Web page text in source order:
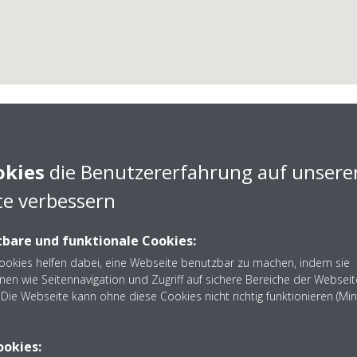
Sanitär und
Stephan Müller aus Hamwarde. Nehmen Sie
die Benutzererfahrung auf
verbessern
und funktionale Cookies:
helfen dabei, eine Webseite benutzbar zu machen, indem sie
wie Seitennavigation und Zugriff auf sichere Bereiche der
Webseite kann ohne diese Cookies nicht richtig funktionieren